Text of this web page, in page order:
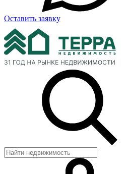
Оставить заявку